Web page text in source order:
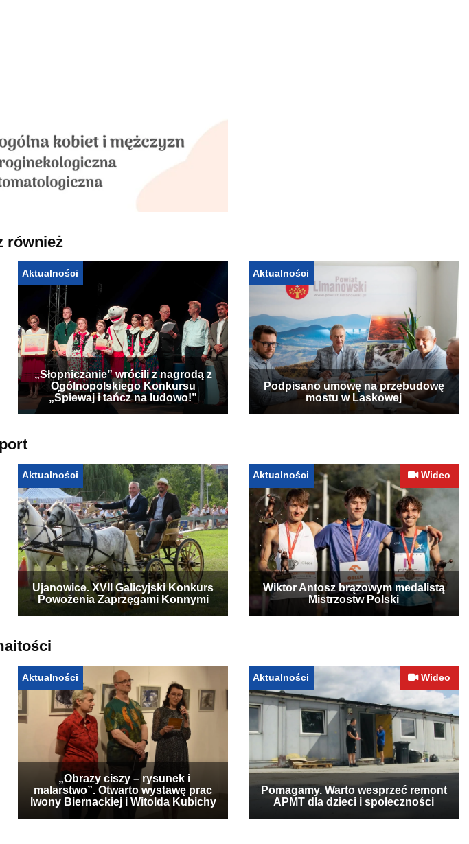
również
Aktualności
„Słopniczanie” wrócili z nagrodą z
Ogólnopolskiego Konkursu
„Śpiewaj i tańcz na ludowo!”
Aktualności
Podpisano umowę na przebudowę
mostu w Laskowej
Aktualności
Ujanowice. XVII Galicyjski Konkurs
Powożenia Zaprzęgami Konnymi
Aktualności Wideo
Wiktor Antosz brązowym medalistą
Mistrzostw Polski
Aktualności
„Obrazy ciszy – rysunek i
malarstwo”. Otwarto wystawę prac
Iwony Biernackiej i Witolda Kubichy
Aktualności Wideo
Pomagamy. Warto wesprzeć remont
APMT dla dzieci i społeczności